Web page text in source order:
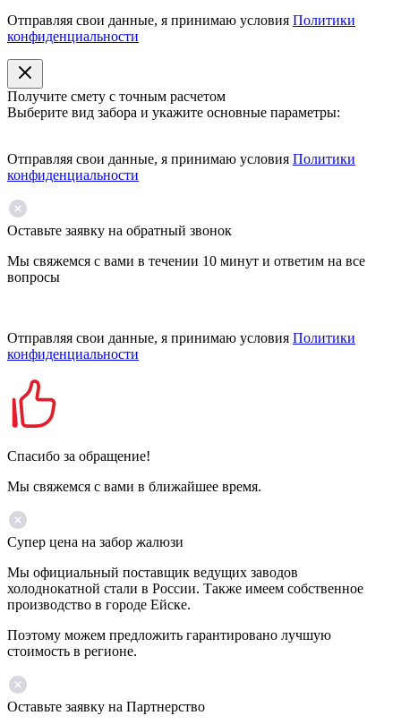
Отправляя свои данные, я принимаю условия Политики
конфиденциальности
Получите смету с точным расчетом
Выберите вид забора и укажите основные параметры:
Отправляя свои данные, я принимаю условия Политики
конфиденциальности
Оставьте заявку на обратный звонок
Мы свяжемся с вами в течении 10 минут и ответим на все
вопросы
Отправляя свои данные, я принимаю условия Политики
конфиденциальности
Спасибо за обращение!
Мы свяжемся с вами в ближайшее время.
Супер цена на забор жалюзи
Мы официальный поставщик ведущих заводов
холоднокатной стали в России. Также имеем собственное
производство в городе Ейске.
Поэтому можем предложить гарантировано лучшую
стоимость в регионе.
Оставьте заявку на Партнерство